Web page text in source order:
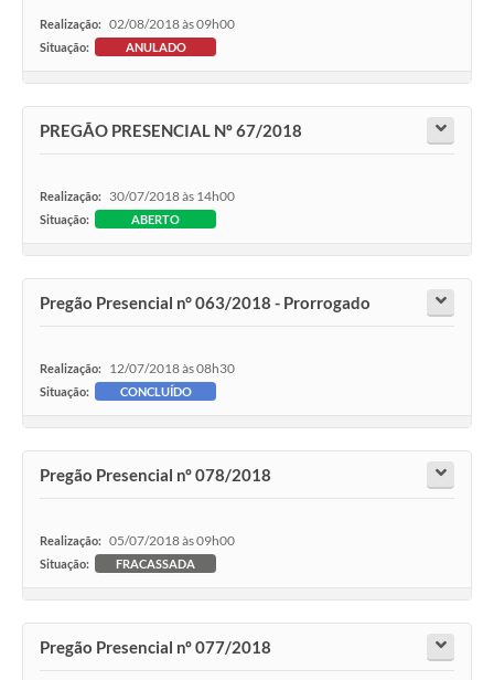
Realização: 02/08/2018 às 09h00
Situação: ANULADO
PREGÃO PRESENCIAL Nº 67/2018
Realização: 30/07/2018 às 14h00
Situação: ABERTO
Pregão Presencial n° 063/2018 - Prorrogado
Realização: 12/07/2018 às 08h30
Situação: CONCLUÍDO
Pregão Presencial nº 078/2018
Realização: 05/07/2018 às 09h00
Situação: FRACASSADA
Pregão Presencial nº 077/2018